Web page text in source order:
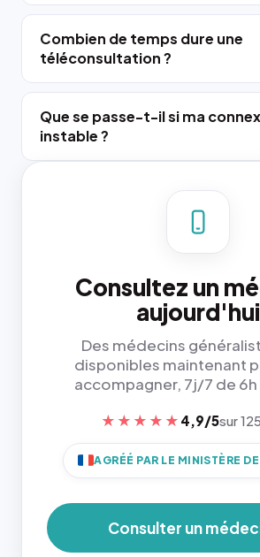
Combien de temps dure une
téléconsultation ?
Que se passe-t-il si ma
instable ?
Consultez un
aujourd'hui
Des médecins
disponibles maintenant
accompagner, 7j/7 de 6h
★★★★★ 4,9/5sur
AGRÉÉ PAR LE MINISTÈRE
Consulter un